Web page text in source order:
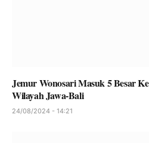
Jemur Wonosari Masuk 5 Besar
Wilayah Jawa-Bali
24/08/2024 - 14:21